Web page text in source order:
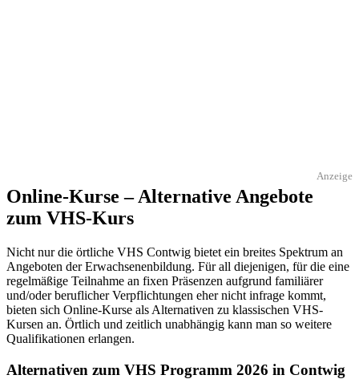
Anzeige
Online-Kurse – Alternative Angebote
zum VHS-Kurs
Nicht nur die örtliche VHS Contwig bietet ein breites Spektrum an
Angeboten der Erwachsenenbildung. Für all diejenigen, für die eine
regelmäßige Teilnahme an fixen Präsenzen aufgrund familiärer
und/oder beruflicher Verpflichtungen eher nicht infrage kommt,
bieten sich Online-Kurse als Alternativen zu klassischen VHS-
Kursen an. Örtlich und zeitlich unabhängig kann man so weitere
Qualifikationen erlangen.
Alternativen zum VHS Programm 2026 in Contwig